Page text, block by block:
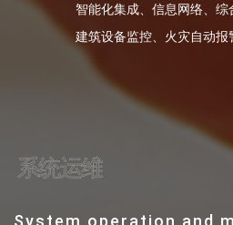
智能化集成、信息网络、
建筑设备监控、火灾自动
系统运维
System operation and